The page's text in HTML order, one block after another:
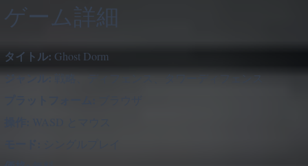
ゲーム詳細
タイトル: Ghost Dorm
ジャンル: 戦略、ディフェンス、タワーディフェンス